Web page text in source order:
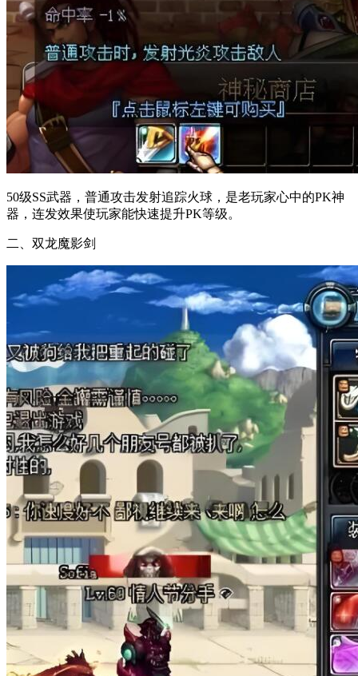
50级SS武器，普通攻击发射追踪火球，是老玩家心中的PK神
器，连发效果使玩家能快速提升PK等级。
二、双龙魔影剑